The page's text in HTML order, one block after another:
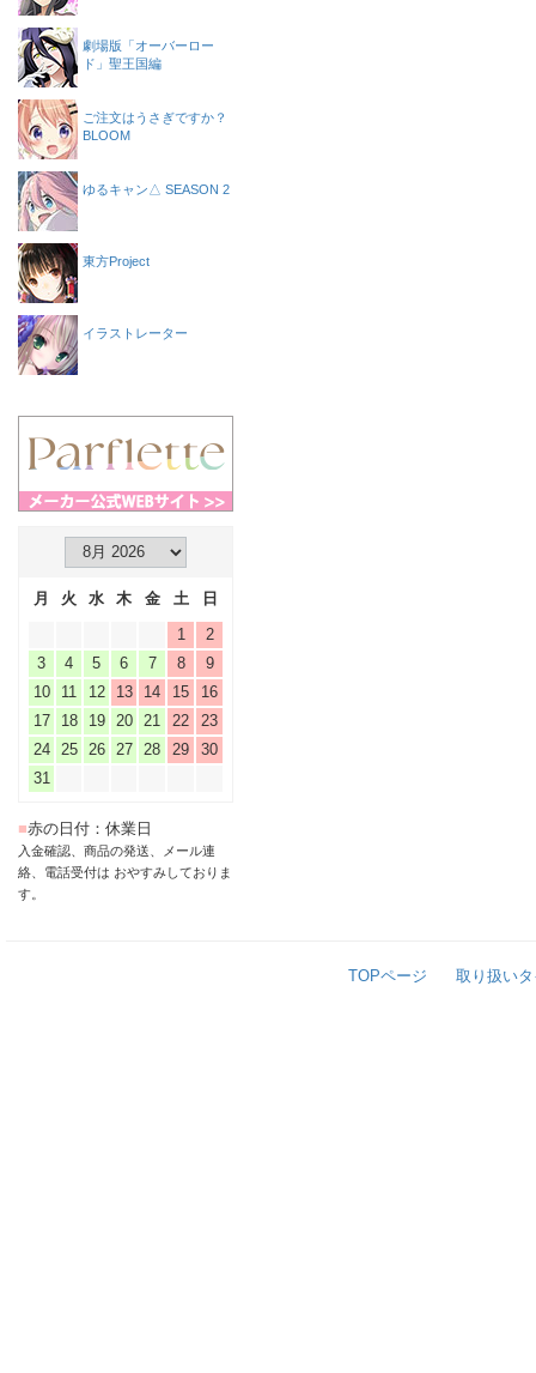
劇場版「オーバーロー
ド」聖王国編
ご注文はうさぎですか？
BLOOM
ゆるキャン△ SEASON 2
東方Project
イラストレーター
月 火 水 木 金 土
日
1
2
3
4 5 6 7 8
9
10
11 12 13 14 15
16
17
18 19 20 21 22
23
24
25 26 27 28 29
30
31
■赤の日付：休業日
入金確認、商品の発送、メール連
絡、電話受付は おやすみしておりま
す。
TOPページ 取り扱い